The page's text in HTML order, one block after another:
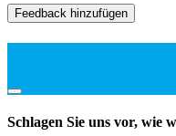
Feedback hinzufügen
Schlagen Sie uns vor, wie